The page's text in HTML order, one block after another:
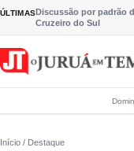
Pular para o conteúdo
ÚLTIMASDiscussão por padrão
Cruzeiro do Sul
Início / Destaque